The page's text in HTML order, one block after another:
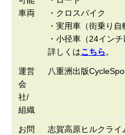
車両
・クロスバイク
・実用車（街乗り自
・小径車（24インチ
詳しくはこちら。
運営
会
社/
組織
八重洲出版
お問
志賀高原ヒルクライ